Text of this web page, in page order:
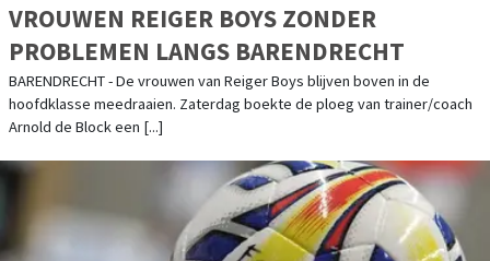
VROUWEN REIGER BOYS ZONDER
PROBLEMEN LANGS BARENDRECHT
BARENDRECHT - De vrouwen van Reiger Boys blijven boven in de
hoofdklasse meedraaien. Zaterdag boekte de ploeg van trainer/coach
Arnold de Block een [...]